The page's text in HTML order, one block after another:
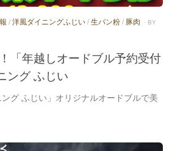
/ 洋風ダイニングふじい / 生パン粉 / 豚肉
· BY
「年越しオードブル予約受付
ング ふじい
グ ふじい」オリジナルオードブルで美